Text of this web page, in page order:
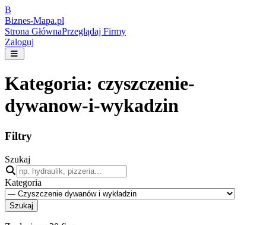
B
Biznes-Mapa.pl
Strona GłównaPrzeglądaj Firmy
Zaloguj
Kategoria: czyszczenie-
dywanow-i-wykadzin
Filtry
Szukaj
Kategoria
Szukaj